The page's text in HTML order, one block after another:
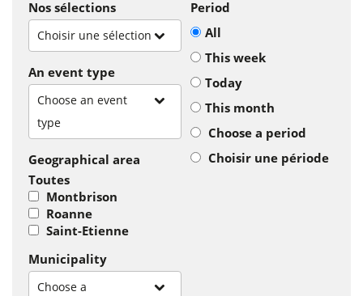
Nos sélections
Choisir une sélection
An event type
Choose an event
type
Geographical area
Toutes
Montbrison
Roanne
Saint-Etienne
Municipality
Choose a
Period
All
This week
Today
This month
Choose a period
Choisir une période